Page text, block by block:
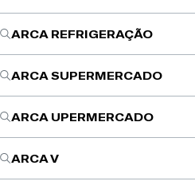
ARCA REFRIGERAÇÃO
ARCA SUPERMERCADO
ARCA UPERMERCADO
ARCA V